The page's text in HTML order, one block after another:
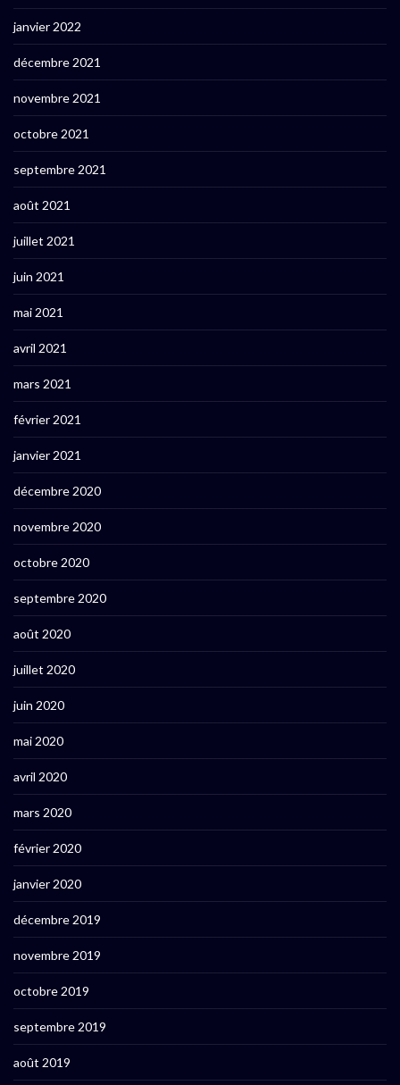
janvier 2022
décembre 2021
novembre 2021
octobre 2021
septembre 2021
août 2021
juillet 2021
juin 2021
mai 2021
avril 2021
mars 2021
février 2021
janvier 2021
décembre 2020
novembre 2020
octobre 2020
septembre 2020
août 2020
juillet 2020
juin 2020
mai 2020
avril 2020
mars 2020
février 2020
janvier 2020
décembre 2019
novembre 2019
octobre 2019
septembre 2019
août 2019